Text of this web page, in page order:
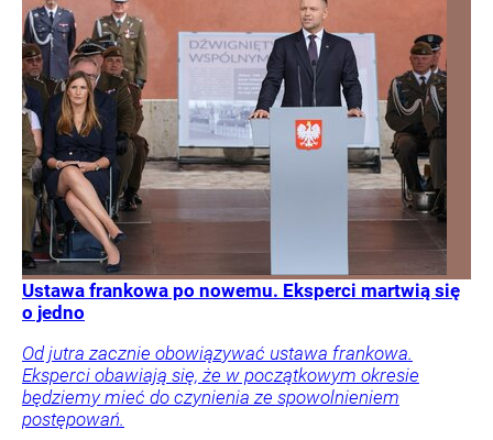
Ustawa frankowa po nowemu. Eksperci martwią się
o jedno
Od jutra zacznie obowiązywać ustawa frankowa.
Eksperci obawiają się, że w początkowym okresie
będziemy mieć do czynienia ze spowolnieniem
postępowań.